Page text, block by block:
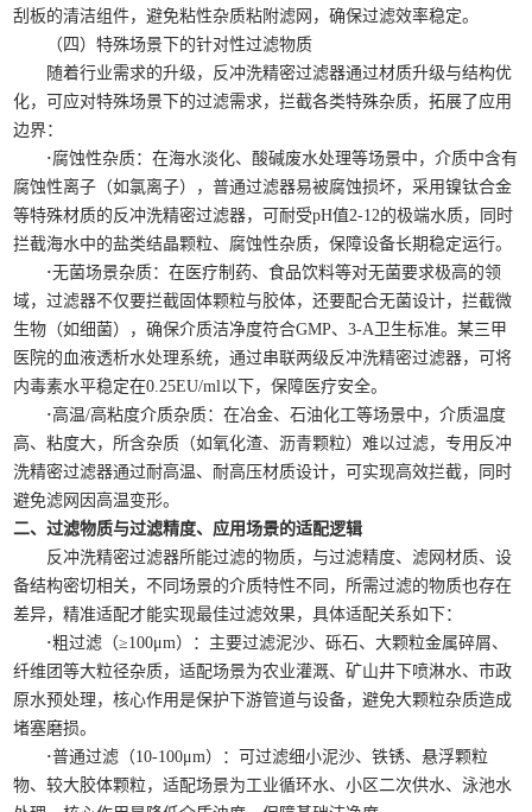
刮板的清洁组件，避免粘性杂质粘附滤网，确保过滤效率稳定。
（四）特殊场景下的针对性过滤物质
随着行业需求的升级，反冲洗精密过滤器通过材质升级与结构优
化，可应对特殊场景下的过滤需求，拦截各类特殊杂质，拓展了应用
边界：
·腐蚀性杂质：在海水淡化、酸碱废水处理等场景中，介质中含有
腐蚀性离子（如氯离子），普通过滤器易被腐蚀损坏，采用镍钛合金
等特殊材质的反冲洗精密过滤器，可耐受pH值2-12的极端水质，同时
拦截海水中的盐类结晶颗粒、腐蚀性杂质，保障设备长期稳定运行。
·无菌场景杂质：在医疗制药、食品饮料等对无菌要求极高的领
域，过滤器不仅要拦截固体颗粒与胶体，还要配合无菌设计，拦截微
生物（如细菌），确保介质洁净度符合GMP、3-A卫生标准。某三甲
医院的血液透析水处理系统，通过串联两级反冲洗精密过滤器，可将
内毒素水平稳定在0.25EU/ml以下，保障医疗安全。
·高温/高粘度介质杂质：在冶金、石油化工等场景中，介质温度
高、粘度大，所含杂质（如氧化渣、沥青颗粒）难以过滤，专用反冲
洗精密过滤器通过耐高温、耐高压材质设计，可实现高效拦截，同时
避免滤网因高温变形。
二、过滤物质与过滤精度、应用场景的适配逻辑
反冲洗精密过滤器所能过滤的物质，与过滤精度、滤网材质、设
备结构密切相关，不同场景的介质特性不同，所需过滤的物质也存在
差异，精准适配才能实现最佳过滤效果，具体适配关系如下：
·粗过滤（≥100μm）：主要过滤泥沙、砾石、大颗粒金属碎屑、
纤维团等大粒径杂质，适配场景为农业灌溉、矿山井下喷淋水、市政
原水预处理，核心作用是保护下游管道与设备，避免大颗粒杂质造成
堵塞磨损。
·普通过滤（10-100μm）：可过滤细小泥沙、铁锈、悬浮颗粒
物、较大胶体颗粒，适配场景为工业循环水、小区二次供水、泳池水